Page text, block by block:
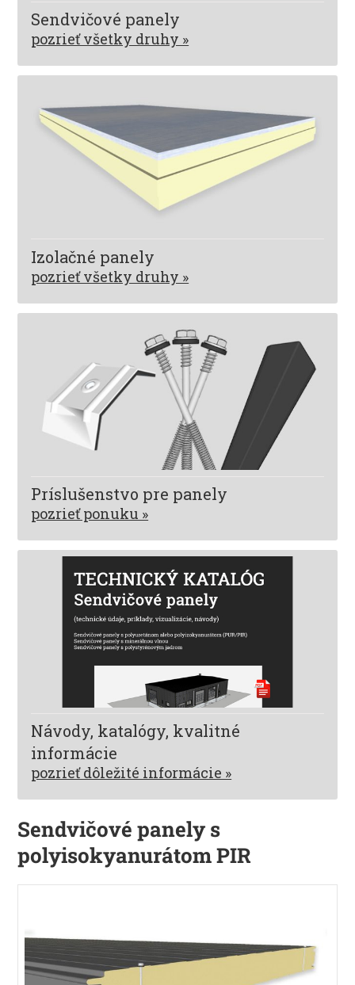
Sendvičové panely
pozrieť všetky druhy »
Izolačné panely
pozrieť všetky druhy »
Príslušenstvo pre panely
pozrieť ponuku »
Návody, katalógy, kvalitné
informácie
pozrieť dôležité informácie »
Sendvičové panely s
polyisokyanurátom PIR